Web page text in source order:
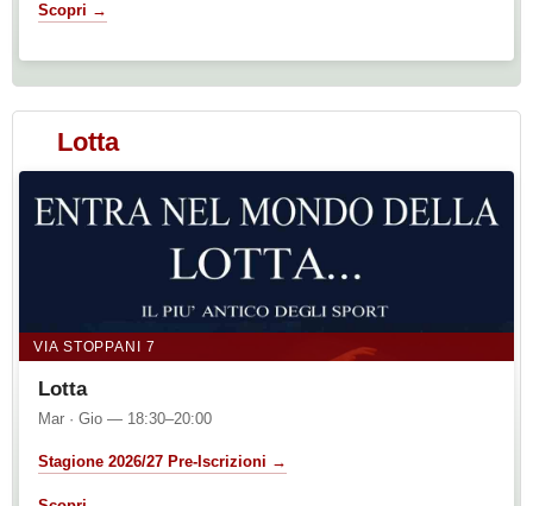
Scopri →
Lotta
VIA STOPPANI 7
Lotta
Mar · Gio — 18:30–20:00
Stagione 2026/27 Pre-Iscrizioni →